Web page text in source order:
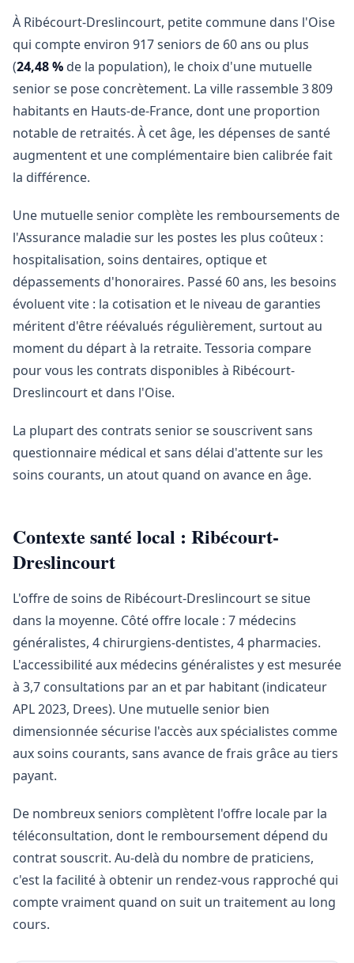
À Ribécourt-Dreslincourt, petite commune dans l'Oise
qui compte environ 917 seniors de 60 ans ou plus
(24,48 % de la population), le choix d'une mutuelle
senior se pose concrètement. La ville rassemble 3 809
habitants en Hauts-de-France, dont une proportion
notable de retraités. À cet âge, les dépenses de santé
augmentent et une complémentaire bien calibrée fait
la différence.
Une mutuelle senior complète les remboursements de
l'Assurance maladie sur les postes les plus coûteux :
hospitalisation, soins dentaires, optique et
dépassements d'honoraires. Passé 60 ans, les besoins
évoluent vite : la cotisation et le niveau de garanties
méritent d'être réévalués régulièrement, surtout au
moment du départ à la retraite. Tessoria compare
pour vous les contrats disponibles à Ribécourt-
Dreslincourt et dans l'Oise.
La plupart des contrats senior se souscrivent sans
questionnaire médical et sans délai d'attente sur les
soins courants, un atout quand on avance en âge.
Contexte santé local : Ribécourt-
Dreslincourt
L'offre de soins de Ribécourt-Dreslincourt se situe
dans la moyenne. Côté offre locale : 7 médecins
généralistes, 4 chirurgiens-dentistes, 4 pharmacies.
L'accessibilité aux médecins généralistes y est mesurée
à 3,7 consultations par an et par habitant (indicateur
APL 2023, Drees). Une mutuelle senior bien
dimensionnée sécurise l'accès aux spécialistes comme
aux soins courants, sans avance de frais grâce au tiers
payant.
De nombreux seniors complètent l'offre locale par la
téléconsultation, dont le remboursement dépend du
contrat souscrit. Au-delà du nombre de praticiens,
c'est la facilité à obtenir un rendez-vous rapproché qui
compte vraiment quand on suit un traitement au long
cours.